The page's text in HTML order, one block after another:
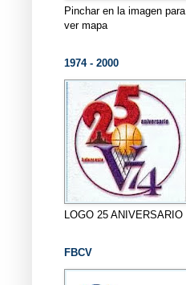
Pinchar en la imagen para
ver mapa
1974 - 2000
LOGO 25 ANIVERSARIO
FBCV